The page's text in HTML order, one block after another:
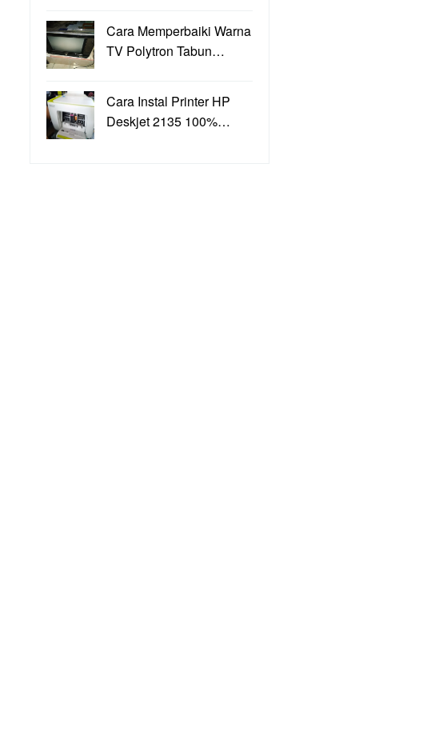
Cara Memperbaiki Warna
TV Polytron Tabun…
Cara Instal Printer HP
Deskjet 2135 100%…